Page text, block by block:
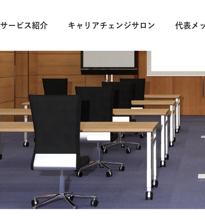
サービス紹介 キャリアチェンジサロン 代表メ